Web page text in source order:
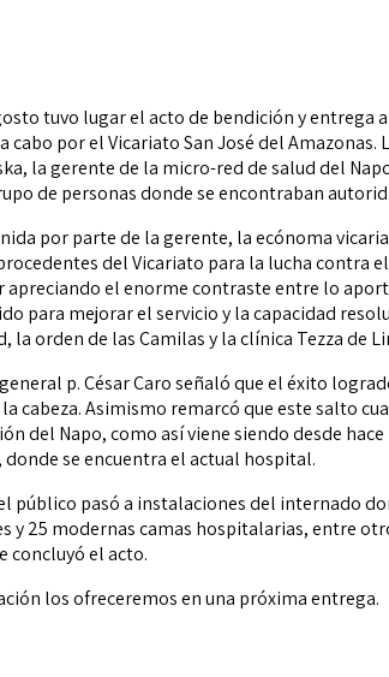
tuvo lugar el acto de bendición y
cabo por el Vicariato San José del
la gerente de la micro-red de salud del
de personas donde se encontraban
por parte de la gerente, la ecónoma
del Vicariato para la lucha contra
apreciando el enorme contraste entre lo
para mejorar el servicio y la capacidad
la orden de las Camilas y la clínica Tezza de
p. César Caro señaló que el éxito
cabeza. Asimismo remarcó que este salto
del Napo, como así viene siendo desde
se encuentra el actual hospital.
público pasó a instalaciones del internado
y 25 modernas camas hospitalarias, entre
concluyó el acto.
los ofreceremos en una próxima entrega.